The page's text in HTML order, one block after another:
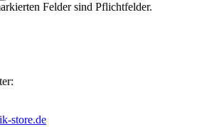
Felder sind Pflichtfelder.
store.de